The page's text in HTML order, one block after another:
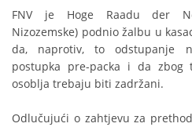
FNV je Hoge Raadu der
Nizozemske) podnio žalbu u
da, naprotiv, to odstupanje
postupka pre-packa i da zbog
osoblja trebaju biti zadržani.
Odlučujući o zahtjevu za